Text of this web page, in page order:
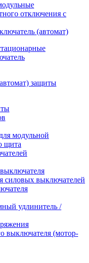
отключения с
(автомат)
защиты
модульной
щита
силовых выключателей
удлинитель /
выключателя (мотор-